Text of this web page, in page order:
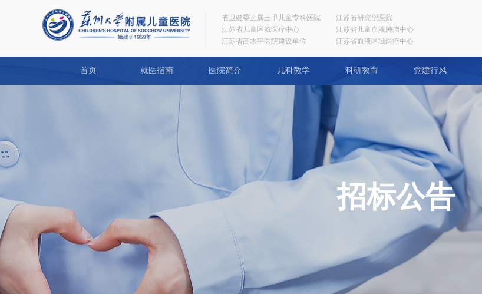
省卫健委直属三甲儿童专科医院
江苏省儿童区域医疗中心
江苏省高水平医院建设单位
江苏省研究型医院
江苏省儿童血液肿瘤中心
江苏省血液区域医疗中心
首页 就医指南 医院简介 儿科教学 科研教育 党建行风
招标公告